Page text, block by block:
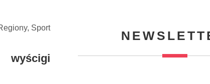
, Sport
wyścigi